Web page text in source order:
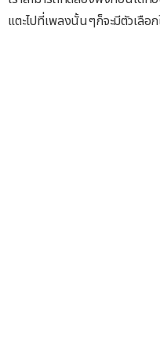
แตะไปที่เพลงนั้นๆก็จะมีตัวเลือ